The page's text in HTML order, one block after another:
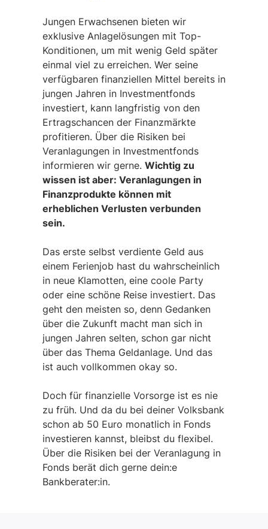
Jungen Erwachsenen bieten wir
exklusive Anlagelösungen mit Top-
Konditionen, um mit wenig Geld später
einmal viel zu erreichen. Wer seine
verfügbaren finanziellen Mittel bereits in
jungen Jahren in Investmentfonds
investiert, kann langfristig von den
Ertragschancen der Finanzmärkte
profitieren. Über die Risiken bei
Veranlagungen in Investmentfonds
informieren wir gerne. Wichtig zu
wissen ist aber: Veranlagungen in
Finanzprodukte können mit
erheblichen Verlusten verbunden
sein.
Das erste selbst verdiente Geld aus
einem Ferienjob hast du wahrscheinlich
in neue Klamotten, eine coole Party
oder eine schöne Reise investiert. Das
geht den meisten so, denn Gedanken
über die Zukunft macht man sich in
jungen Jahren selten, schon gar nicht
über das Thema Geldanlage. Und das
ist auch vollkommen okay so.
Doch für finanzielle Vorsorge ist es nie
zu früh. Und da du bei deiner Volksbank
schon ab 50 Euro monatlich in Fonds
investieren kannst, bleibst du flexibel.
Über die Risiken bei der Veranlagung in
Fonds berät dich gerne dein:e
Bankberater:in.